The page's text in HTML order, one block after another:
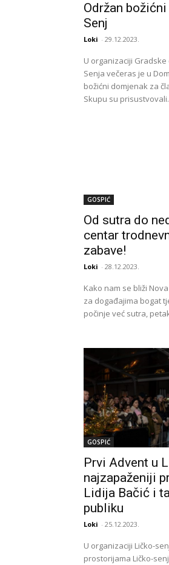
Održan
Senj
Loki - 29.12.2023.
U organizaciji
Senja večeras je u
božićni domjenak za
Skupu su
GOSPIĆ
Od sutra do
centar
zabave!
Loki - 28.12.2023.
Kako nam se bliži
za događajima bogat
počinje već sutra,
GOSPIĆ
Prvi Advent u
najzapaženiji
Lidija Bačić i
publiku
Loki - 25.12.2023.
U organizaciji Ličko-
prostorijama Ličko-